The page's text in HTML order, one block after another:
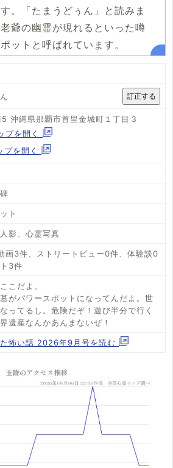
。「たまうどぅん」と読みま
爺の幽霊が現れるといった噂
ットと呼ばれています。
沖縄県那覇市首里金城町１丁目３
プを開く
を開く
ト
影、心霊写真
画3件、ストリートビュー0件、体験談0
3件
こだよ。
がパワースポットになってんだよ。世
ってるし。危険だぞ！遊び半分で行く
遺産なんかあんまないぜ！
怖い話 2026年9月号を読む